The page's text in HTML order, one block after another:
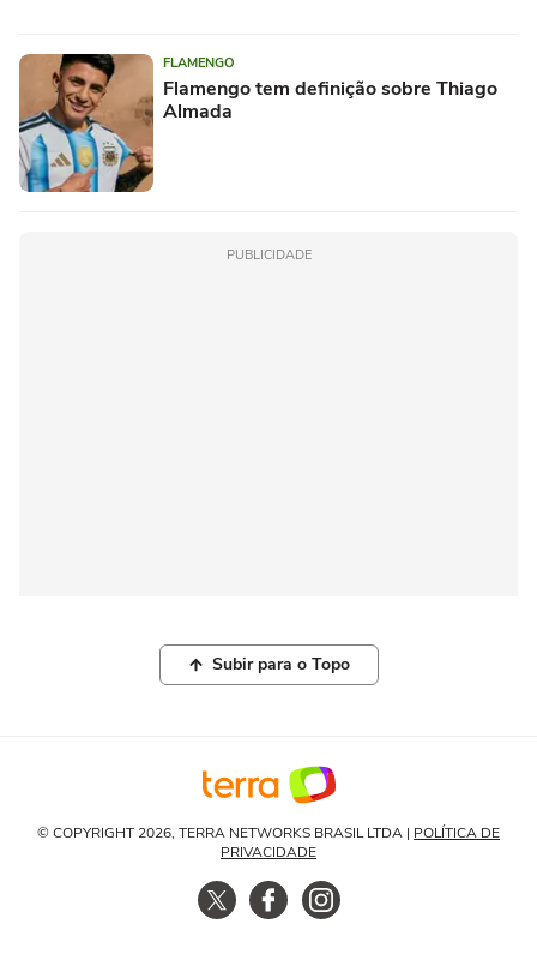
FLAMENGO
Flamengo tem definição sobre Thiago
Almada
PUBLICIDADE
Subir para o Topo
© COPYRIGHT 2026, TERRA NETWORKS BRASIL LTDA | POLÍTICA DE
PRIVACIDADE